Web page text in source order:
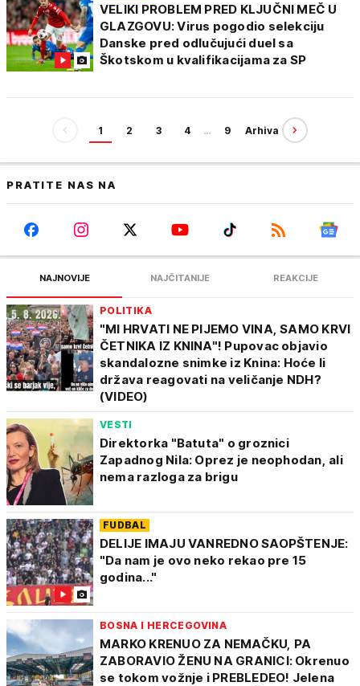
VELIKI PROBLEM PRED KLJUČNI MEČ U
GLAZGOVU: Virus pogodio selekciju
Danske pred odlučujući duel sa
Škotskom u kvalifikacijama za SP
1 2 3 4 … 9 Arhiva
PRATITE NAS NA
NAJNOVIJE NAJČITANIJE REAKCIJE
POLITIKA
"MI HRVATI NE PIJEMO VINA, SAMO KRVI
ČETNIKA IZ KNINA"! Pupovac objavio
skandalozne snimke iz Knina: Hoće li
država reagovati na veličanje NDH?
(VIDEO)
VESTI
Direktorka "Batuta" o groznici
Zapadnog Nila: Oprez je neophodan, ali
nema razloga za brigu
FUDBAL
DELIJE IMAJU VANREDNO SAOPŠTENJE:
"Da nam je ovo neko rekao pre 15
godina..."
BOSNA I HERCEGOVINA
MARKO KRENUO ZA NEMAČKU, PA
ZABORAVIO ŽENU NA GRANICI: Okrenuo
se tokom vožnje i PREBLEDEO! Jelena